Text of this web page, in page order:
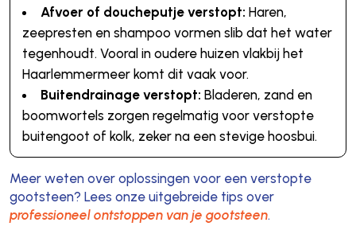
Afvoer of doucheputje verstopt: Haren,
zeepresten en shampoo vormen slib dat het water
tegenhoudt. Vooral in oudere huizen vlakbij het
Haarlemmermeer komt dit vaak voor.
Buitendrainage verstopt: Bladeren, zand en
boomwortels zorgen regelmatig voor verstopte
buitengoot of kolk, zeker na een stevige hoosbui.
Meer weten over oplossingen voor een verstopte
gootsteen? Lees onze uitgebreide tips over
professioneel ontstoppen van je gootsteen.